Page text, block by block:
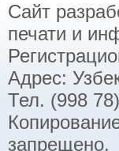
Сайт
печати и
Адрес:
Тел. (998
запрещено.